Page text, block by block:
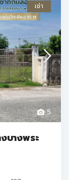
5
เช่า
บางพระ